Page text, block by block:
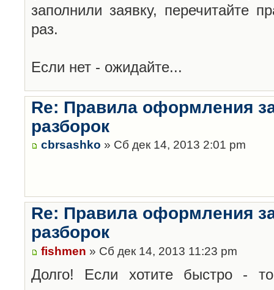
заполнили заявку, перечитайте
раз.
Если нет - ожидайте...
Re: Правила оформления
разборок
cbrsashko » Сб дек 14, 2013 2:01 pm
Re: Правила оформления
разборок
fishmen » Сб дек 14, 2013 11:23 pm
Долго! Если хотите быстро -